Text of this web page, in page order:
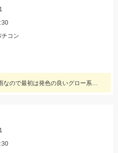
コン
オモリは40からの50号、雨なので最初は発色の良いグロー系グリーンからピング、その後はブルーカラーにアタリが集中しました。